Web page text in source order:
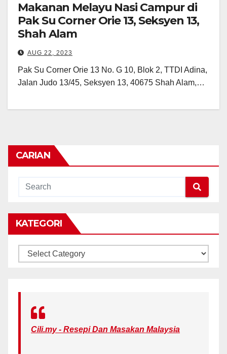
Makanan Melayu Nasi Campur di
Pak Su Corner Orie 13, Seksyen 13,
Shah Alam
AUG 22, 2023
Pak Su Corner Orie 13 No. G 10, Blok 2, TTDI Adina,
Jalan Judo 13/45, Seksyen 13, 40675 Shah Alam,…
CARIAN
KATEGORI
KATEGORI
Cili.my - Resepi Dan Masakan Malaysia